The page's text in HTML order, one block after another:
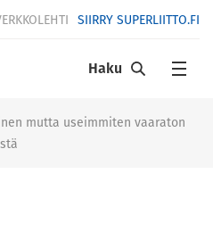
SIIRRY SUPERLIITTO.FI
Haku
mutta useimmiten vaaraton